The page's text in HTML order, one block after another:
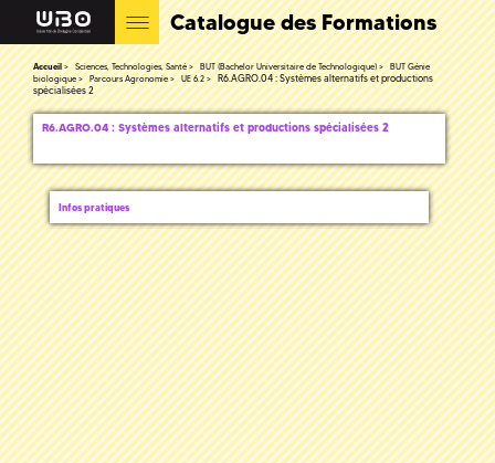
Catalogue des Formations
Accueil Sciences, Technologies, Santé BUT (Bachelor Universitaire de Technologique)
BUT Génie
biologique
Parcours Agronomie UE 6.2
R6.AGRO.04 : Systèmes alternatifs et productions
spécialisées 2
R6.AGRO.04 : Systèmes alternatifs et productions spécialisées 2
Infos pratiques